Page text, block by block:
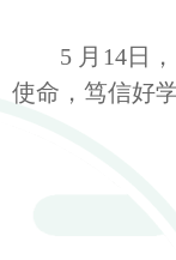
5 月 14日
使命，笃信好